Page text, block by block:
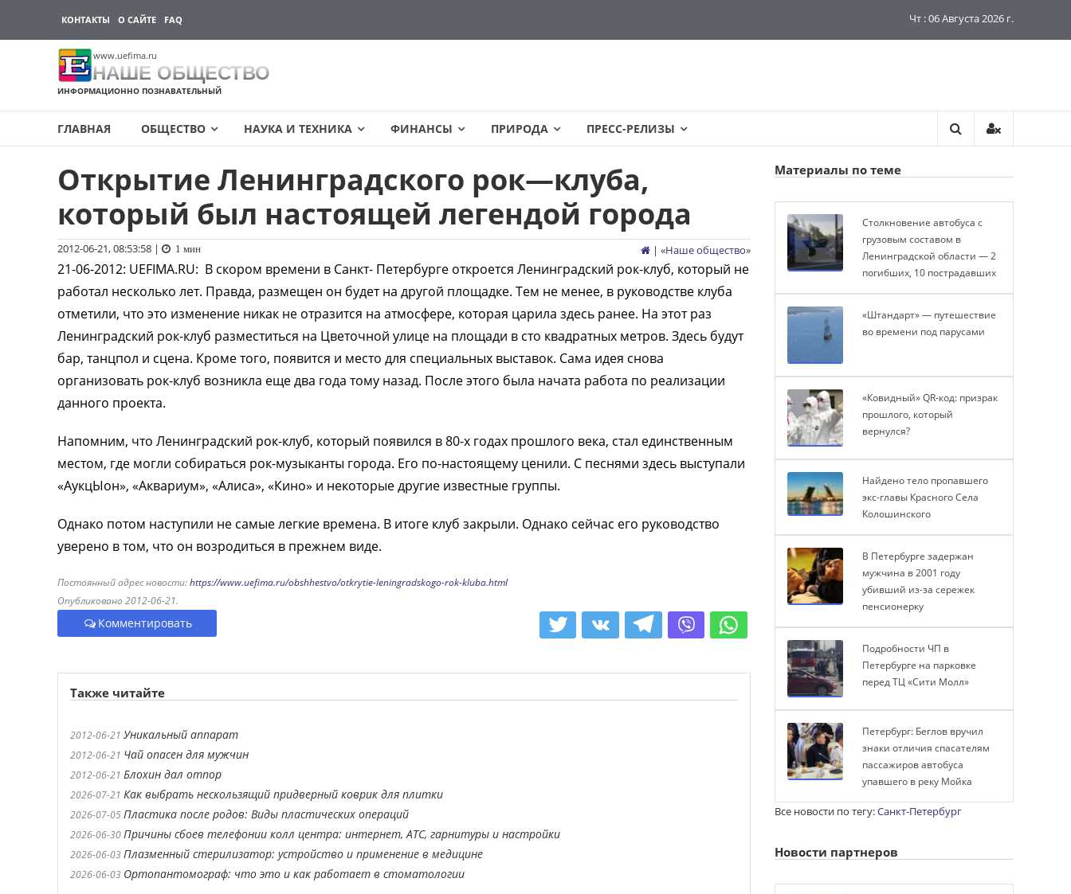
КОНТАКТЫ О САЙТЕ FAQ Чт : 06 Августа 2026 г.
www.uefima.ru
НАШЕ ОБЩЕСТВО
ИНФОРМАЦИОННО ПОЗНАВАТЕЛЬНЫЙ
ГЛАВНАЯ ОБЩЕСТВО НАУКА И ТЕХНИКА ФИНАНСЫ ПРИРОДА ПРЕСС-РЕЛИЗЫ
содержимому
Открытие Ленинградского рок—клуба,
который был настоящей легендой города
2012-06-21, 08:53:58 | 1 мин | «Наше общество»
21-06-2012: UEFIMA.RU: В скором времени в Санкт- Петербурге откроется Ленинградский рок-клуб, который не
работал несколько лет. Правда, размещен он будет на другой площадке. Тем не менее, в руководстве клуба
отметили, что это изменение никак не отразится на атмосфере, которая царила здесь ранее. На этот раз
Ленинградский рок-клуб разместиться на Цветочной улице на площади в сто квадратных метров. Здесь будут
бар, танцпол и сцена. Кроме того, появится и место для специальных выставок. Сама идея снова
организовать рок-клуб возникла еще два года тому назад. После этого была начата работа по реализации
данного проекта.
Напомним, что Ленинградский рок-клуб, который появился в 80-х годах прошлого века, стал единственным
местом, где могли собираться рок-музыканты города. Его по-настоящему ценили. С песнями здесь выступали
«АукцЫон», «Аквариум», «Алиса», «Кино» и некоторые другие известные группы.
Однако потом наступили не самые легкие времена. В итоге клуб закрыли. Однако сейчас его руководство
уверено в том, что он возродиться в прежнем виде.
Постоянный адрес новости:https://www.uefima.ru/obshhestvo/otkrytie-leningradskogo-rok-kluba.html
Опубликовано 2012-06-21.
Комментировать
Также читайте
2012-06-21 Уникальный аппарат
2012-06-21 Чай опасен для мужчин
2012-06-21 Блохин дал отпор
2026-07-21 Как выбрать нескользящий придверный коврик для плитки
2026-07-05Пластика после родов: Виды пластических операций
2026-06-30Причины сбоев телефонии колл центра: интернет, АТС, гарнитуры и настройки
2026-06-03Плазменный стерилизатор: устройство и применение в медицине
2026-06-03 Ортопантомограф: что это и как работает в стоматологии
Материалы по теме
Столкновение автобуса с
грузовым составом в
Ленинградской области — 2
погибших, 10 пострадавших
«Штандарт» — путешествие
во времени под парусами
«Ковидный» QR-код: призрак
прошлого, который
вернулся?
Найдено тело пропавшего
экс-главы Красного Села
Колошинского
В Петербурге задержан
мужчина в 2001 году
убивший из-за сережек
пенсионерку
Подробности ЧП в
Петербурге на парковке
перед ТЦ «Сити Молл»
Петербург: Беглов вручил
знаки отличия спасателям
пассажиров автобуса
упавшего в реку Мойка
Все новости по тегу:Санкт-Петербург
Новости партнеров